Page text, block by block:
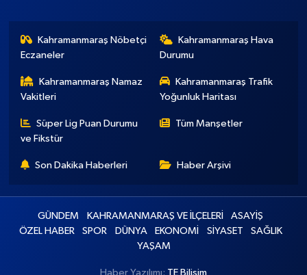
Kahramanmaraş Nöbetçi
Eczaneler
Kahramanmaraş Hava
Durumu
Kahramanmaraş Namaz
Vakitleri
Kahramanmaraş Trafik
Yoğunluk Haritası
Süper Lig Puan Durumu
ve Fikstür
Tüm Manşetler
Son Dakika Haberleri Haber Arşivi
GÜNDEM KAHRAMANMARAŞ VE İLÇELERİ
ASAYİŞ
ÖZEL HABER
SPOR DÜNYA EKONOMİ SİYASET
SAĞLIK
YAŞAM
Haber Yazılımı: TE Bilişim